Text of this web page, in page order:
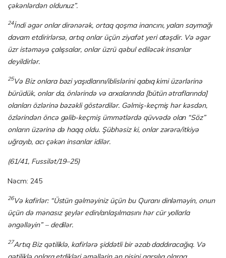
çəkənlərdən oldunuz”.
24İndi əgər onlar dirənərək, ortaq qoşma inancını, yalan saymağı
davam etdirirlərsə, artıq onlar üçün ziyafət yeri atəşdir. Və əgər
üzr istəməyə çalışsalar, onlar üzrü qəbul ediləcək insanlar
deyildirlər.
25Və Biz onlara bəzi yaşıdlarını/iblislərini qabıq kimi üzərlərinə
bürüdük, onlar da, önlərində və arxalarında [bütün ətraflarında]
olanları özlərinə bəzəkli göstər­dilər. Gəlmiş-keçmiş hər kəsdən,
özlərindən öncə gəlib-keçmiş ümmətlərdə qüvvədə olan “Söz”
onların üzərinə də haqq oldu. Şübhəsiz ki, onlar zərərə/itkiyə
uğrayıb, acı çəkən insanlar idilər.
(61/41, Fussilət/19–25)
Nəcm: 245
26Və kafirlər: “Üstün gəlməyiniz üçün bu Quranı dinləməyin, onun
üçün də mənasız şeylər edin/anlaşılmasını hər cür yollarla
əngəlləyin” – dedilər.
27Artıq Biz qətiliklə, kafirlərə şiddətli bir əzab daddıracağıq. Və